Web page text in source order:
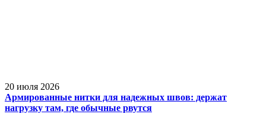
20 июля 2026
Армированные нитки для надежных швов: держат
нагрузку там, где обычные рвутся